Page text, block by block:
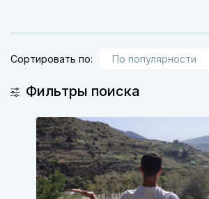
Сортировать по:
Фильтры поиска